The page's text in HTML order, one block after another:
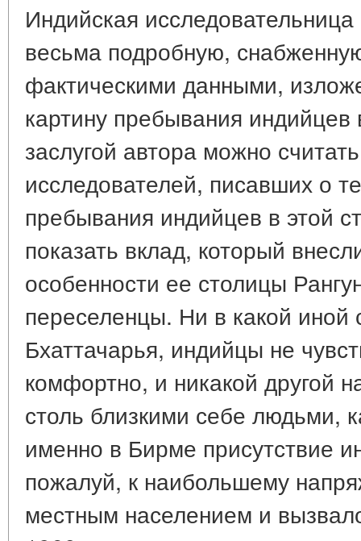
Индийская
весьма подробную,
фактическими данными,
картину пребывания
заслугой автора можно
исследователей, писавших о
пребывания индийцев в этой
показать вклад, который
особенности ее столицы
переселенцы. Ни в какой иной
Бхаттачарья, индийцы не
комфортно, и никакой другой
столь близкими себе людьми,
именно в Бирме присутствие
пожалуй, к наибольшему
местным населением и